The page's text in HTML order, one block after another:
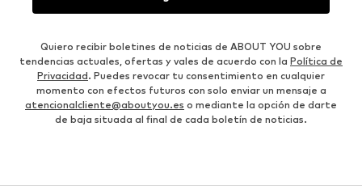
Quiero recibir boletines de noticias de ABOUT YOU sobre
tendencias actuales, ofertas y vales de acuerdo con la Política de
Privacidad. Puedes revocar tu consentimiento en cualquier
momento con efectos futuros con solo enviar un mensaje a
atencionalcliente@aboutyou.es o mediante la opción de darte
de baja situada al final de cada boletín de noticias.